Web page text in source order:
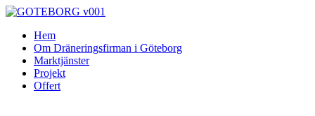
Skip
contentHem
Om Dräneringsfirman i Göteborg
Marktjänster
Projekt
Offert